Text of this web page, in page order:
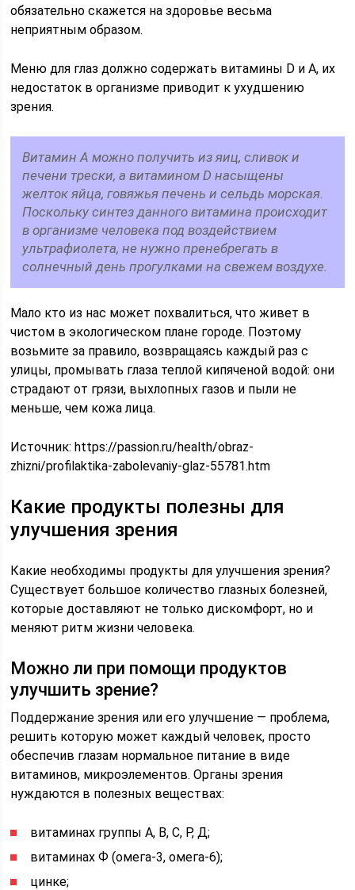
обязательно скажется на здоровье весьма
неприятным образом.
Меню для глаз должно содержать витамины D и A, их
недостаток в организме приводит к ухудшению
зрения.
Витамин А можно получить из яиц, сливок и
печени трески, а витамином D насыщены
желток яйца, говяжья печень и сельдь морская.
Поскольку синтез данного витамина происходит
в организме человека под воздействием
ультрафиолета, не нужно пренебрегать в
солнечный день прогулками на свежем воздухе.
Мало кто из нас может похвалиться, что живет в
чистом в экологическом плане городе. Поэтому
возьмите за правило, возвращаясь каждый раз с
улицы, промывать глаза теплой кипяченой водой: они
страдают от грязи, выхлопных газов и пыли не
меньше, чем кожа лица.
Источник:https://passion.ru/health/obraz-
zhizni/profilaktika-zabolevaniy-glaz-55781.htm
Какие продукты полезны для
улучшения зрения
Какие необходимы продукты для улучшения зрения?
Существует большое количество глазных болезней,
которые доставляют не только дискомфорт, но и
меняют ритм жизни человека.
Можно ли при помощи продуктов
улучшить зрение?
Поддержание зрения или его улучшение — проблема,
решить которую может каждый человек, просто
обеспечив глазам нормальное питание в виде
витаминов, микроэлементов. Органы зрения
нуждаются в полезных веществах:
витаминах группы А, В, С, Р, Д;
витаминах Ф (омега-3, омега-6);
цинке;